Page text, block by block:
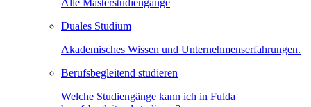
Alle Masterstudiengänge
Duales Studium
Akademisches Wissen und Unternehmenserfahrungen.
Berufsbegleitend studieren
Welche Studiengänge kann ich in Fulda